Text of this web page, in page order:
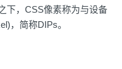
下，CSS像素称为与设备
，简称DIPs。